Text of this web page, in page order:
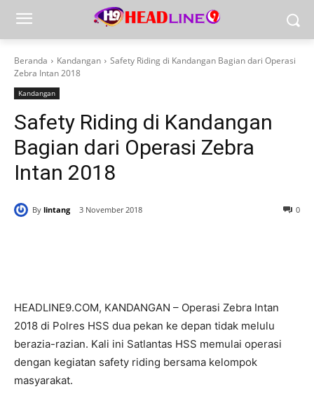
Beranda Kandangan
Safety Riding di Kandangan Bagian dari Operasi
Zebra Intan 2018
Kandangan
Safety Riding di Kandangan
Bagian dari Operasi Zebra
Intan 2018
By lintang 3 November 2018 0
HEADLINE9.COM, KANDANGAN – Operasi Zebra Intan
2018 di Polres HSS dua pekan ke depan tidak melulu
berazia-razian. Kali ini Satlantas HSS memulai operasi
dengan kegiatan safety riding bersama kelompok
masyarakat.